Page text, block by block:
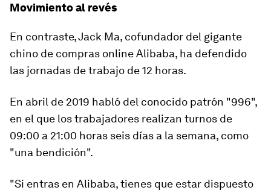
Movimiento al revés
En contraste, Jack Ma, cofundador del gigante
chino de compras online Alibaba, ha defendido
las jornadas de trabajo de 12 horas.
En abril de 2019 habló del conocido patrón "996",
en el que los trabajadores realizan turnos de
09:00 a 21:00 horas seis días a la semana, como
"una bendición".
"Si entras en Alibaba, tienes que estar dispuesto